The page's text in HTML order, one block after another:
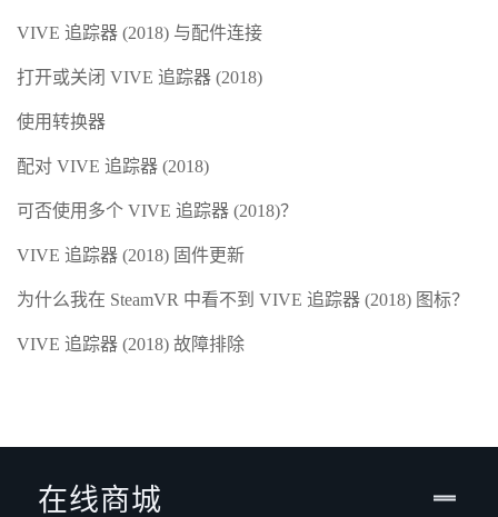
VIVE 追踪器 (2018) 与配件连接
打开或关闭 VIVE 追踪器 (2018)
使用转换器
配对 VIVE 追踪器 (2018)
可否使用多个 VIVE 追踪器 (2018)？
VIVE 追踪器 (2018) 固件更新
为什么我在 SteamVR 中看不到 VIVE 追踪器 (2018) 图标？
VIVE 追踪器 (2018) 故障排除
在线商城